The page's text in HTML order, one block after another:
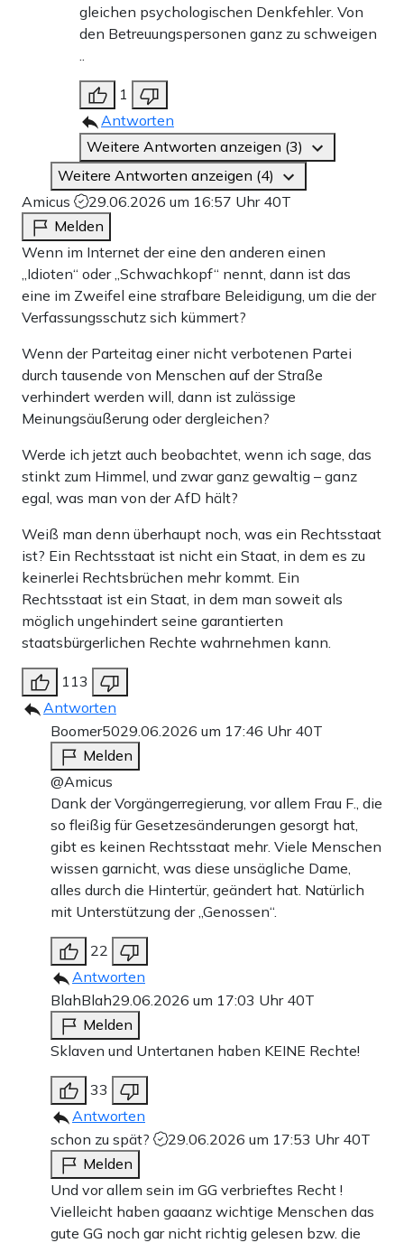
gleichen psychologischen Denkfehler. Von
den Betreuungspersonen ganz zu schweigen
1
Antworten
Weitere Antworten anzeigen (3)
Weitere Antworten anzeigen (4)
Amicus
29.06.2026 um 16:57 Uhr 40T
Melden
Wenn im Internet der eine den anderen einen
„Idioten“ oder „Schwachkopf“ nennt, dann ist das
eine im Zweifel eine strafbare Beleidigung, um die der
Verfassungsschutz sich kümmert?
Wenn der Parteitag einer nicht verbotenen Partei
durch tausende von Menschen auf der Straße
verhindert werden will, dann ist zulässige
Meinungsäußerung oder dergleichen?
Werde ich jetzt auch beobachtet, wenn ich sage, das
stinkt zum Himmel, und zwar ganz gewaltig – ganz
egal, was man von der AfD hält?
Weiß man denn überhaupt noch, was ein Rechtsstaat
ist? Ein Rechtsstaat ist nicht ein Staat, in dem es zu
keinerlei Rechtsbrüchen mehr kommt. Ein
Rechtsstaat ist ein Staat, in dem man soweit als
möglich ungehindert seine garantierten
staatsbürgerlichen Rechte wahrnehmen kann.
113
Antworten
Boomer5029.06.2026 um 17:46 Uhr 40T
Melden
@Amicus
Dank der Vorgängerregierung, vor allem Frau F., die
so fleißig für Gesetzesänderungen gesorgt hat,
gibt es keinen Rechtsstaat mehr. Viele Menschen
wissen garnicht, was diese unsägliche Dame,
alles durch die Hintertür, geändert hat. Natürlich
mit Unterstützung der „Genossen“.
22
Antworten
BlahBlah29.06.2026 um 17:03 Uhr 40T
Melden
Sklaven und Untertanen haben KEINE Rechte!
33
Antworten
schon zu spät?
29.06.2026 um 17:53 Uhr 40T
Melden
Und vor allem sein im GG verbrieftes Recht !
Vielleicht haben gaaanz wichtige Menschen das
gute GG noch gar nicht richtig gelesen bzw. die